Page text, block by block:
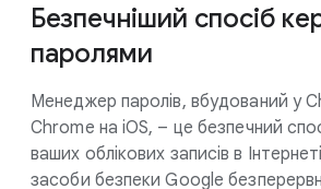
Безпечніший спосіб
паролями
Менеджер паролів, вбудований у
Chrome на iOS, – це безпечний
ваших облікових записів в
засоби безпеки Google